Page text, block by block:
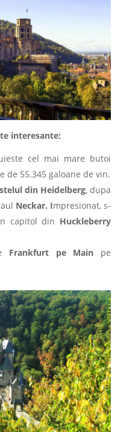
interesante:
cel mai mare butoi
de 55.345 galoane de vin.
din Heidelberg, dupa
Neckar. Impresionat, s-
capitol din Huckleberry
Frankfurt pe Main pe